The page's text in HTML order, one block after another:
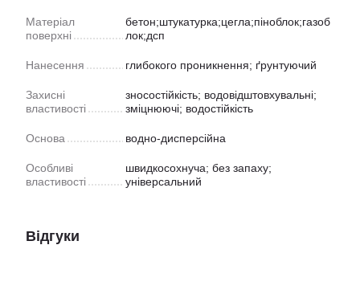
Матеріал
поверхні
бетон;штукатурка;цегла;піноблок;газоб
лок;дсп
Нанесення глибокого проникнення; ґрунтуючий
Захисні
властивості
зносостійкість; водовідштовхувальні;
зміцнюючі; водостійкість
Основа водно-дисперсійна
Особливі
властивості
швидкосохнуча; без запаху;
універсальний
Відгуки